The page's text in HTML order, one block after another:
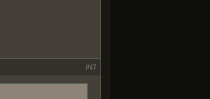
#47